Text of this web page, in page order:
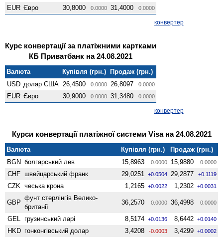
EUR Євро 30,8000 0.0000 31,4000 0.0000
конвертер
Курс конвертації за платіжними картками
КБ Приватбанк на 24.08.2021
Валюта Купівля (грн.) Продаж (грн.)
USD долар США 26,4500 0.0000 26,8097 0.0000
EUR Євро 30,9000 0.0000 31,3480 0.0000
конвертер
Курси конвертації платіжної системи Visa на 24.08.2021
Валюта Купівля (грн.)
Продаж (грн.)
BGN болгарський лев 15,8963 0.0000 15,9880 0.0000
CHF швейцарський франк 29,0251 +0.0504 29,2877 +0.1119
CZK чеська крона 1,2165 +0.0022 1,2302 +0.0031
GBP
фунт стерлінгів Велико­
британії
36,2570 0.0000 36,4998 0.0000
GEL грузинський ларі 8,5174 +0.0136 8,6442 +0.0140
HKD гонконгівський долар 3,4208 -0.0003 3,4299 +0.0002